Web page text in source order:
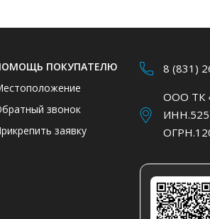
ПОКУПАТЕЛЮ
звонок
заявку
8 (831)
ООО ТК